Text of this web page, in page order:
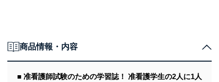
商品情報・内容
■ 准看護師試験のための学習誌！ 准看護学生の2人に1人